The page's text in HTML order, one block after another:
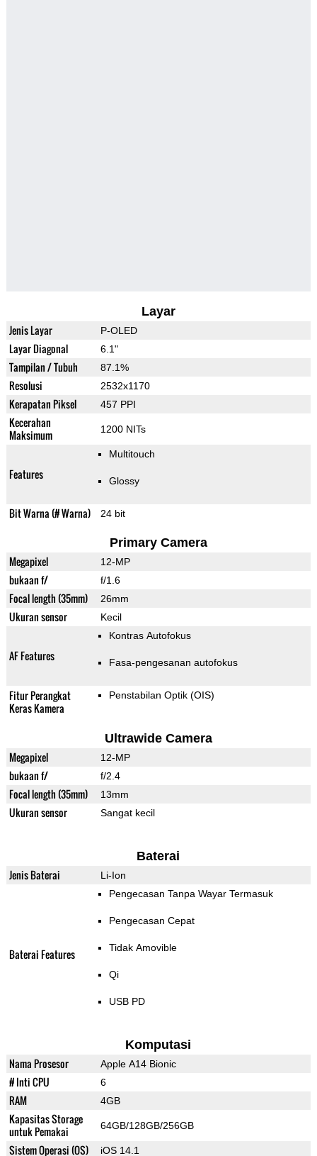
Layar
Jenis Layar P-OLED
Layar Diagonal 6.1"
Tampilan / Tubuh 87.1%
Resolusi 2532x1170
Kerapatan Piksel 457 PPI
Kecerahan
Maksimum
1200 NITs
Features
Multitouch
Glossy
Bit Warna (# Warna) 24 bit
Primary Camera
Megapixel 12-MP
bukaan f/ f/1.6
Focal length (35mm) 26mm
Ukuran sensor Kecil
AF Features
Kontras Autofokus
Fasa-pengesanan autofokus
Fitur Perangkat
Keras Kamera
Penstabilan Optik (OIS)
Ultrawide Camera
Megapixel 12-MP
bukaan f/ f/2.4
Focal length (35mm) 13mm
Ukuran sensor Sangat kecil
Baterai
Jenis Baterai Li-Ion
Baterai Features
Pengecasan Tanpa Wayar Termasuk
Pengecasan Cepat
Tidak Amovible
Qi
USB PD
Komputasi
Nama Prosesor Apple A14 Bionic
# Inti CPU 6
RAM 4GB
Kapasitas Storage
untuk Pemakai
64GB/128GB/256GB
Sistem Operasi (OS) iOS 14.1